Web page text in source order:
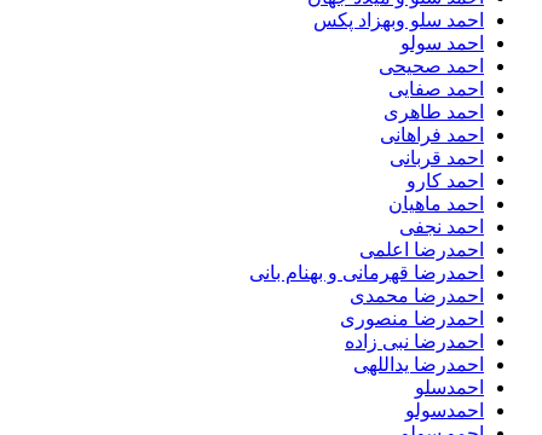
احمد سلو وبهزاد پکس
احمد سولو
احمد صحیحی
احمد صفایی
احمد طاهری
احمد فراهانی
احمد قربانی
احمد کارو
احمد ماهیان
احمد نجفی
احمدرضا اعلمی
احمدرضا قهرمانی و بهنام بانی
احمدرضا محمدی
احمدرضا منصوری
احمدرضا نبی زاده
احمدرضا یداللهی
احمدسلو
احمدسولو